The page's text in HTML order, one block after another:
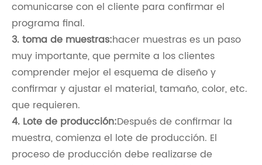
comunicarse con el cliente para confirmar el
programa final.
3. toma de muestras:hacer muestras es un paso
muy importante, que permite a los clientes
comprender mejor el esquema de diseño y
confirmar y ajustar el material, tamaño, color, etc.
que requieren.
4. Lote de producción:Después de confirmar la
muestra, comienza el lote de producción. El
proceso de producción debe realizarse de